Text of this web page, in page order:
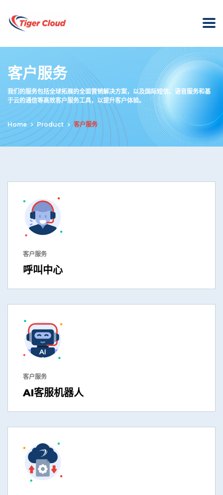
客户服务
我们的服务包括全球拓展的全面营销解决方案，以及国际短信、语音服务和基
于云的通信等高效客户服务工具，以提升客户体验。
Home Product 客户服务
客户服务
呼叫中心
客户服务
AI客服机器人